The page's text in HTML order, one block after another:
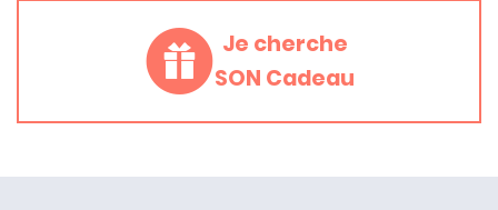
Je cherche
SON Cadeau